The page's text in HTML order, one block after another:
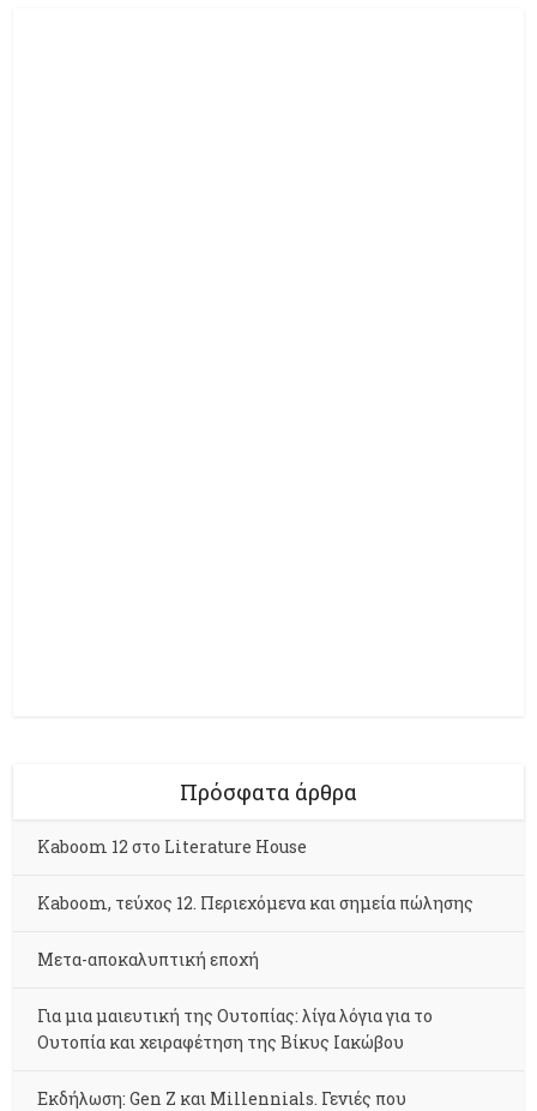
Πρόσφατα άρθρα
Kaboom 12 στο Literature House
Kaboom, τεύχος 12. Περιεχόμενα και σημεία πώλησης
Μετα-αποκαλυπτική εποχή
Για μια μαιευτική της Ουτοπίας: λίγα λόγια για το
Ουτοπία και χειραφέτηση της Βίκυς Ιακώβου
Εκδήλωση: Gen Z και Millennials. Γενιές που